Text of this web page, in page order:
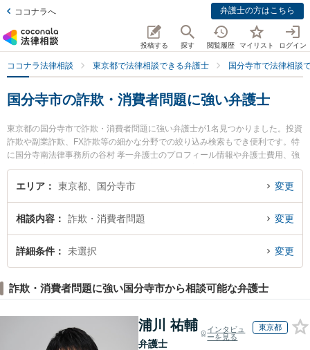
ココナラへ 弁護士の方はこちら
投稿する 探す 閲覧履歴 マイリスト ログイン
ココナラ法律相談 東京都で法律相談できる弁護士 国分寺市で法律相談
国分寺市の詐欺・消費者問題に強い弁護士
東京都の国分寺市で詐欺・消費者問題に強い弁護士が1名見つかりました。投資
詐欺や副業詐欺、FX詐欺等の細かな分野での絞り込み検索もでき便利です。特
に国分寺南法律事務所の谷村 孝一弁護士のプロフィール情報や弁護士費用、強
みなどが注目されています。『国分寺市で土日や夜間に発生した詐欺・消費者
問題のトラブルを今すぐに弁護士に相談したい』『詐欺・消費者問題のトラブ
の相談者さんにおすすめです。
エリア 東京都、国分寺市 変更
相談内容 詐欺・消費者問題 変更
詳細条件 未選択 変更
詐欺・消費者問題に強い国分寺市から相談可能な弁護士
浦川 祐輔
弁護士
インタビュ
ーを見る
東京都